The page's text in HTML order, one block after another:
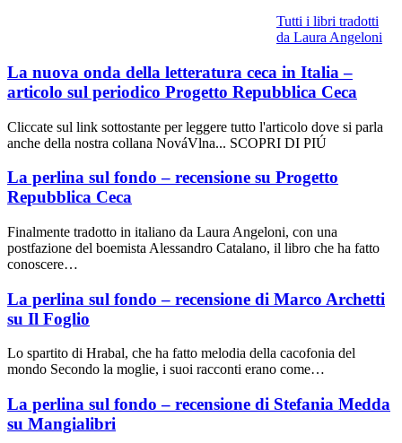
Tutti i libri tradotti
da Laura Angeloni
La nuova onda della letteratura ceca in Italia –
articolo sul periodico Progetto Repubblica Ceca
Cliccate sul link sottostante per leggere tutto l'articolo dove si parla
anche della nostra collana NováVlna... SCOPRI DI PIÚ
La perlina sul fondo – recensione su Progetto
Repubblica Ceca
Finalmente tradotto in italiano da Laura Angeloni, con una
postfazione del boemista Alessandro Catalano, il libro che ha fatto
conoscere…
La perlina sul fondo – recensione di Marco Archetti
su Il Foglio
Lo spartito di Hrabal, che ha fatto melodia della cacofonia del
mondo Secondo la moglie, i suoi racconti erano come…
La perlina sul fondo – recensione di Stefania Medda
su Mangialibri